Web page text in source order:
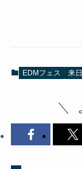
EDMフェス 来